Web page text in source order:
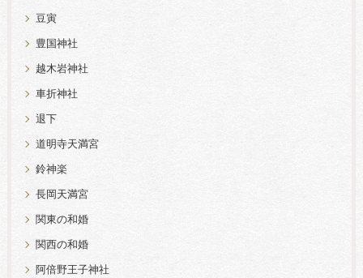
豆寅
豊国神社
越木岩神社
車折神社
退下
道明寺天満宮
鈴神楽
長岡天満宮
関東の和婚
関西の和婚
阿倍野王子神社